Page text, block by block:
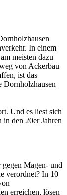
In einem
meisten dazu
von Ackerbau
ist das
Dornholzhausen
Und es liest sich
den 20er Jahren
Magen- und
verordnet? In 10
erreichen, lösen